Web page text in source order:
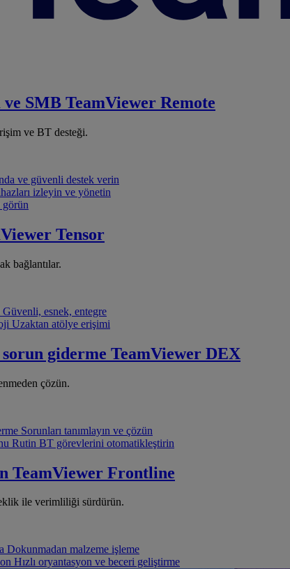
ve SMB TeamViewer Remote
ve BT desteği.
ve güvenli destek verin
izleyin ve yönetin
görün
Tensor
bağlantılar.
Güvenli, esnek, entegre
Uzaktan atölye erişimi
giderme TeamViewer DEX
çözün.
Sorunları tanımlayın ve çözün
Rutin BT görevlerini otomatikleştirin
TeamViewer Frontline
ile verimliliği sürdürün.
Dokunmadan malzeme işleme
Hızlı oryantasyon ve beceri geliştirme